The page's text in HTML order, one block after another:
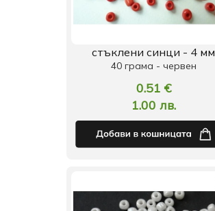
стъклени синци - 4 мм
40 грама - червен
0.51 €
1.00 лв.